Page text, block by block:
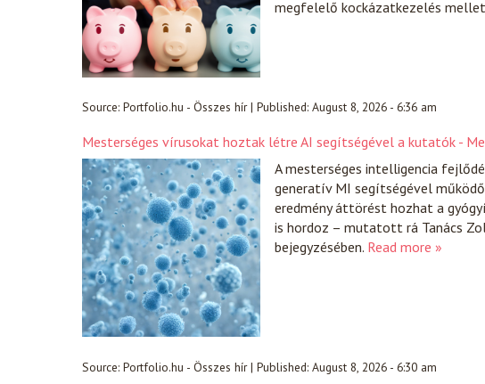
megfelelő kockázatkezelés
Source: Portfolio.hu - Összes hír| Published: August 8, 2026 - 6:36 am
Mesterséges vírusokat hoztak létre AI segítségével a kutatók -
A mesterséges intelligencia
generatív MI segítségével
eredmény áttörést hozhat a
is hordoz – mutatott rá Tanács
bejegyzésében. Read more »
Source: Portfolio.hu - Összes hír| Published: August 8, 2026 - 6:30 am